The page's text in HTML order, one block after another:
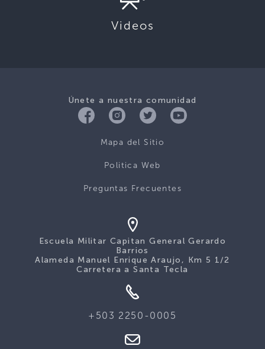
Videos
Únete a nuestra comunidad
Mapa del Sitio
Politica Web
Preguntas Frecuentes
Escuela Militar Capitan General Gerardo
Barrios
Alameda Manuel Enrique Araujo, Km 5 1/2
Carretera a Santa Tecla
+503 2250-0005